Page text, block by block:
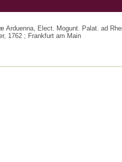
Elect. Mogunt. Palat. ad
1762 ; Frankfurt am Main